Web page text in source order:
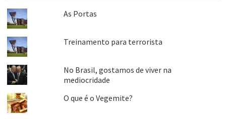
As Portas
Treinamento para terrorista
No Brasil, gostamos de viver na
mediocridade
O que é o Vegemite?